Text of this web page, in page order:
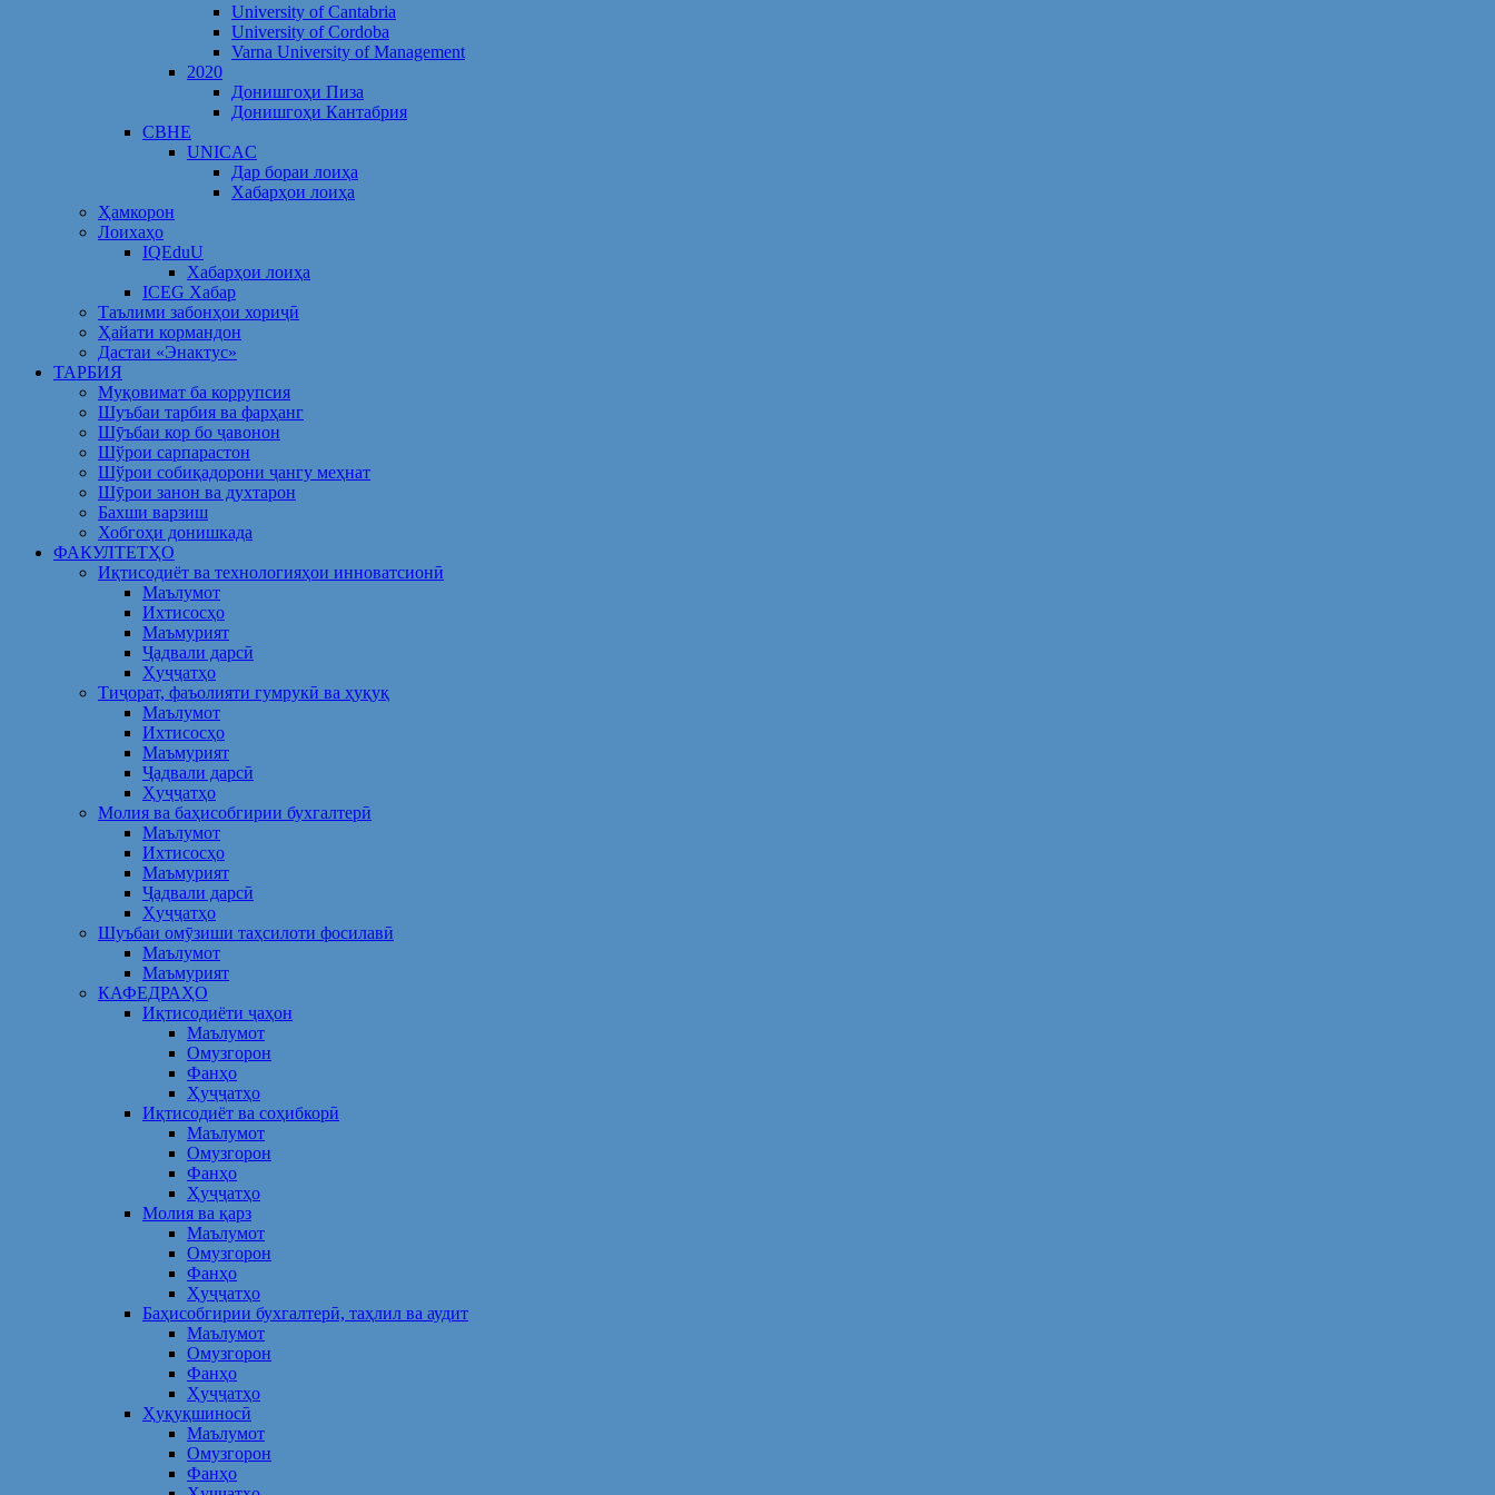
University of Cantabria
University of Cordoba
Varna University of Management
2020
Донишгоҳи Пиза
Донишгоҳи Кантабрия
CBHE
UNICAC
Дар бораи лоиҳа
Хабарҳои лоиҳа
Ҳамкорон
Лоихаҳо
IQEduU
Хабарҳои лоиҳа
ICEG Хабар
Таълими забонҳои хориҷӣ
Ҳайати кормандон
Дастаи «Энактус»
ТАРБИЯ
Муқовимат ба коррупсия
Шуъбаи тарбия ва фарҳанг
Шӯъбаи кор бо ҷавонон
Шўрои сарпарастон
Шўрои собиқадорони ҷангу меҳнат
Шӯрои занон ва духтарон
Бахши варзиш
Хобгоҳи донишкада
ФАКУЛТЕТҲО
Иқтисодиёт ва технологияҳои инноватсионӣ
Маълумот
Ихтисосҳо
Маъмурият
Ҷадвали дарсӣ
Ҳуҷҷатҳо
Тиҷорат, фаъолияти гумрукӣ ва ҳуқуқ
Маълумот
Ихтисосҳо
Маъмурият
Ҷадвали дарсӣ
Ҳуҷҷатҳо
Молия ва баҳисобгирии бухгалтерӣ
Маълумот
Ихтисосҳо
Маъмурият
Ҷадвали дарсӣ
Ҳуҷҷатҳо
Шуъбаи омӯзиши таҳсилоти фосилавӣ
Маълумот
Маъмурият
КАФЕДРАҲО
Иқтисодиёти ҷаҳон
Маълумот
Омузгорон
Фанҳо
Ҳуҷҷатҳо
Иқтисодиёт ва соҳибкорӣ
Маълумот
Омузгорон
Фанҳо
Ҳуҷҷатҳо
Молия ва қарз
Маълумот
Омузгорон
Фанҳо
Ҳуҷҷатҳо
Баҳисобгирии бухгалтерӣ, таҳлил ва аудит
Маълумот
Омузгорон
Фанҳо
Ҳуҷҷатҳо
Ҳуқуқшиносӣ
Маълумот
Омузгорон
Фанҳо